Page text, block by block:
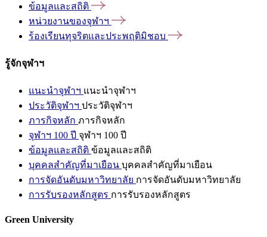
ข้อมูลและสถิติ
หน่วยงานของจุฬาฯ
ร้องเรียนทุจริตและประพฤติมิชอบ
รู้จักจุฬาฯ
แนะนำจุฬาฯ แนะนำจุฬาฯ
ประวัติจุฬาฯ ประวัติจุฬาฯ
ภารกิจหลัก ภารกิจหลัก
จุฬาฯ 100 ปี จุฬาฯ 100 ปี
ข้อมูลและสถิติ ข้อมูลและสถิติ
บุคคลสำคัญที่มาเยือน บุคคลสำคัญที่มาเยือน
การจัดอันดับมหาวิทยาลัย การจัดอันดับมหาวิทยาลัย
การรับรองหลักสูตร การรับรองหลักสูตร
Green University